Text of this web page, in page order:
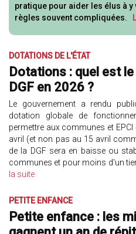
pratique pour aider les élus à
règles souvent compliquées.
DOTATIONS DE L'ÉTAT
Dotations : quel est
DGF en 2026 ?
Le gouvernement a rendu
dotation globale de
permettre aux communes et
avril (et non pas au 15 avril
de la DGF sera en baisse ou
communes et pour moins d'un
la suite
PETITE ENFANCE
Petite enfance : les